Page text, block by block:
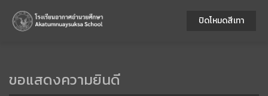
ขอแสดงความยินดี
ปิดโหมดสีเทา